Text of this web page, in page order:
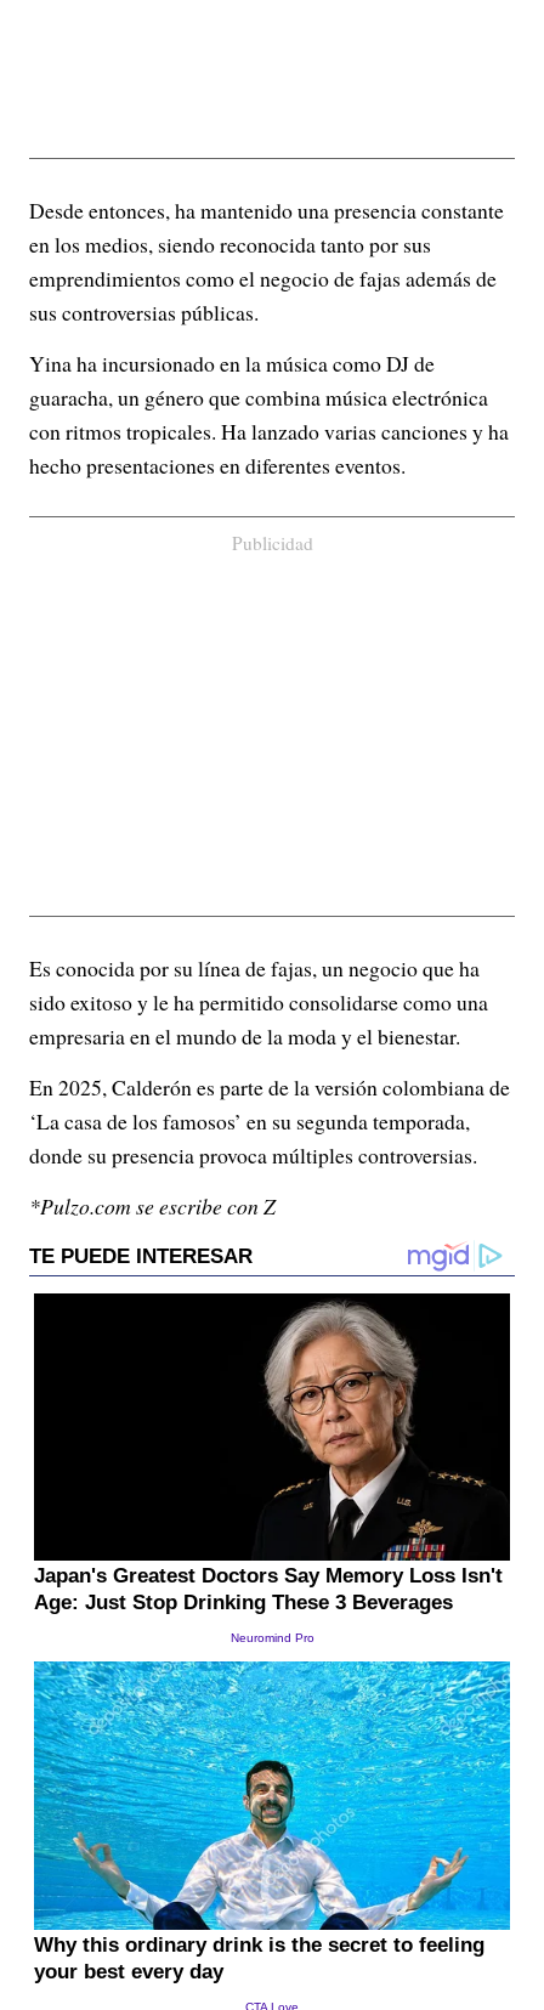
Desde entonces, ha mantenido una presencia constante
en los medios, siendo reconocida tanto por sus
emprendimientos como el negocio de fajas además de
sus controversias públicas.
Yina ha incursionado en la música como DJ de
guaracha, un género que combina música electrónica
con ritmos tropicales. Ha lanzado varias canciones y ha
hecho presentaciones en diferentes eventos.
Publicidad
Es conocida por su línea de fajas, un negocio que ha
sido exitoso y le ha permitido consolidarse como una
empresaria en el mundo de la moda y el bienestar.
En 2025, Calderón es parte de la versión colombiana de
‘La casa de los famosos’ en su segunda temporada,
donde su presencia provoca múltiples controversias.
*Pulzo.com se escribe con Z